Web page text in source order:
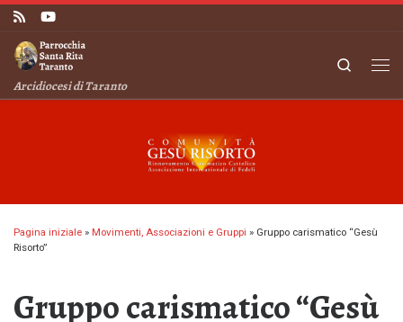
Passa al contenuto
Arcidiocesi di Taranto
Search
Pagina iniziale » Movimenti, Associazioni e Gruppi » Gruppo carismatico “Gesù
Risorto”
Gruppo carismatico “Gesù